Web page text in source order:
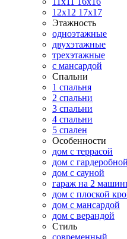
12х12 17х17
Этажность
одноэтажные
двухэтажные
трехэтажные
с мансардой
Спальни
1 спальня
2 спальни
3 спальни
4 спальни
5 спален
Особенности
дом с террасой
дом с гардеробной
дом с сауной
гараж на 2
дом с плоской
дом с мансардой
дом с верандой
Стиль
современный